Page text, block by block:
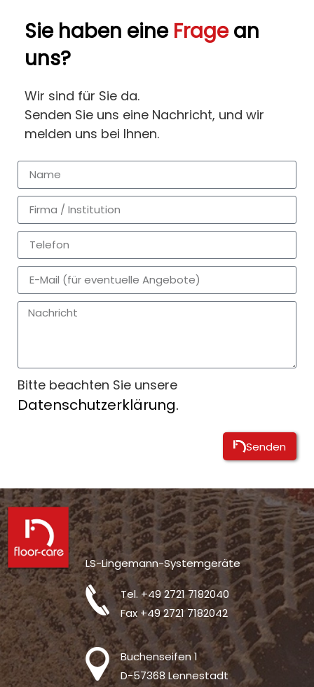
Sie haben eine Fragean
uns?
Wir sind für Sie da.
Senden Sie uns eine Nachricht, und wir
melden uns bei Ihnen.
Bitte beachten Sie unsere
Datenschutzerklärung.
Senden
LS-Lingemann-Systemgeräte
Tel.+49 2721 7182040
Fax +49 2721 7182042
Buchenseifen 1
D-57368 Lennestadt